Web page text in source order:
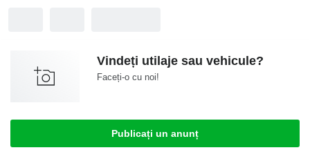
Vindeți utilaje sau vehicule?
Faceți-o cu noi!
Publicați un anunț